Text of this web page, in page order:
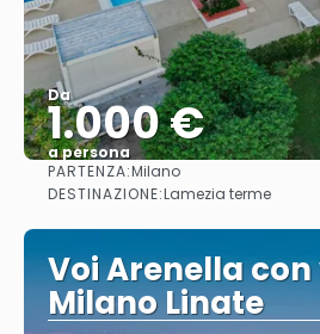
Da
1.000 €
a persona
PARTENZA:Milano
DESTINAZIONE:Lamezia terme
Voi Arenella
Milano Linate